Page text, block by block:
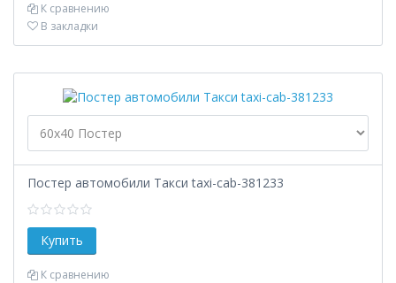
К сравнению
В закладки
Постер автомобили Такси taxi-cab-381233
К сравнению